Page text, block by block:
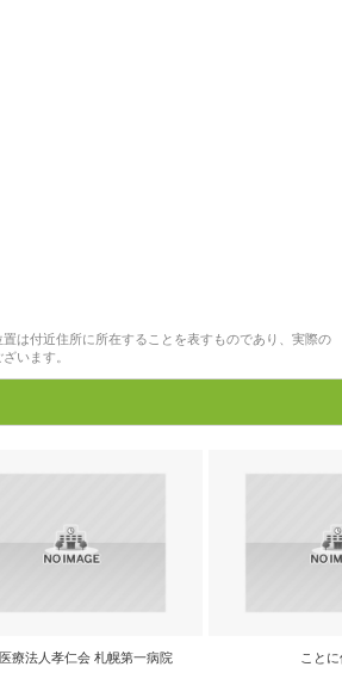
は付近住所に所在することを表すものであり、実際の
います。
療法人孝仁会 札幌第一病院 こと